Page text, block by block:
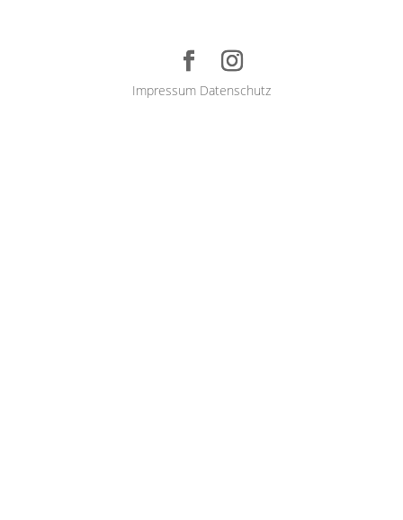
Impressum Datenschutz